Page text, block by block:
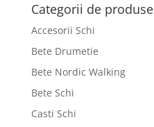
Categorii de produse
Accesorii Schi
Bete Drumetie
Bete Nordic Walking
Bete Schi
Casti Schi